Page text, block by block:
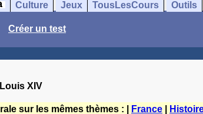
Culture Jeux TousLesCours Outils
Créer un test
XIV
sur les mêmes thèmes : | France